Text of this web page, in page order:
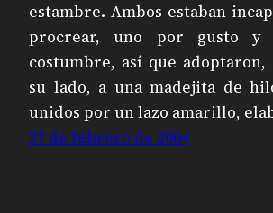
estambre. Ambos estaban
procrear, uno por gusto
costumbre, así que adoptaron,
su lado, a una madejita de
unidos por un lazo amarillo,
27 de febrero de 2004